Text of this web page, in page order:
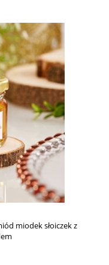
miodek słoiczek z